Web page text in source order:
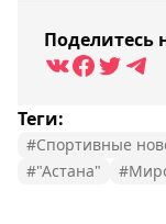
Поделитесь
Теги:
#Спортивные
#"Астана"